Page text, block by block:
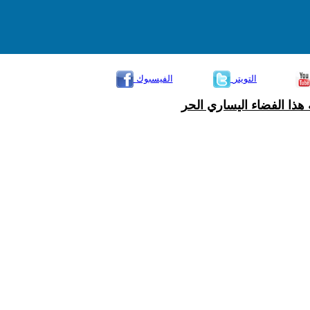
الفيسبوك التويتر
الفضاء اليساري الحر